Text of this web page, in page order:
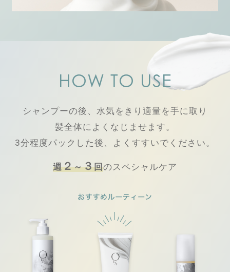
HOW TO USE
シャンプーの後、水気をきり適量を手に取り
髪全体によくなじませます。
3分程度パックした後、よくすすいでください。
週２～３回のスペシャルケア